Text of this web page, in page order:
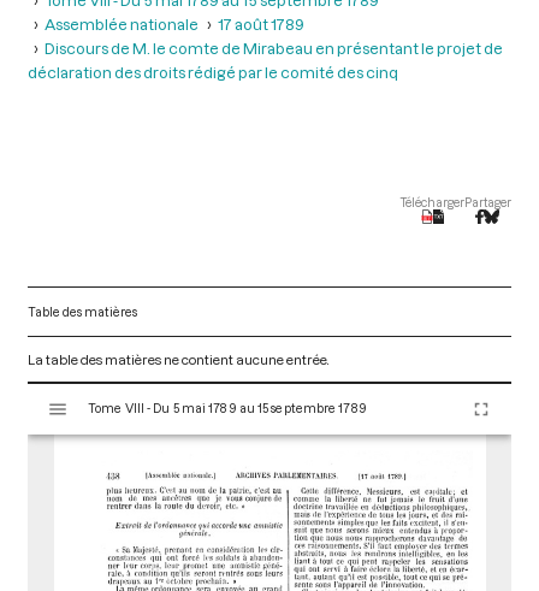
Assemblée nationale
17 août 1789
Discours de M. le comte de Mirabeau en présentant le projet de
déclaration des droits rédigé par le comité des cinq
TéléchargerPartager
Table des matières
La table des matières ne contient aucune entrée.
s
Tome VIII - Du 5 mai 1789 au 15 septembre 1789